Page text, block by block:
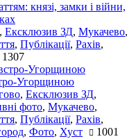
князі, замки і війни,
, Ексклюзив ЗД, Мукачево,
, Публікації, Рахів,
1307
Угорщиною
, Ексклюзив ЗД,
фото, Мукачево,
, Публікації, Рахів,
, Фото, Хуст 1001